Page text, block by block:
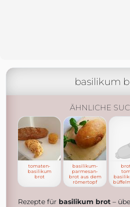
basilikum
ÄHNLICHE
tomaten-
basilikum
brot
basilikum-
parmesan-
brot aus dem
römertopf
Rezepte für basilikum brot –